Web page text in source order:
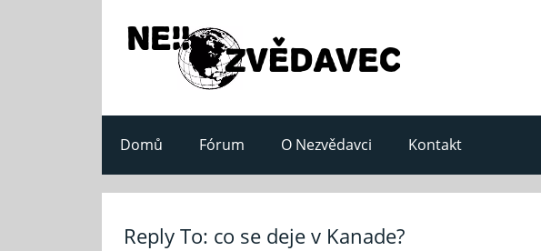
Domů Fórum O Nezvědavci Kontakt
Reply To: co se deje v Kanade?